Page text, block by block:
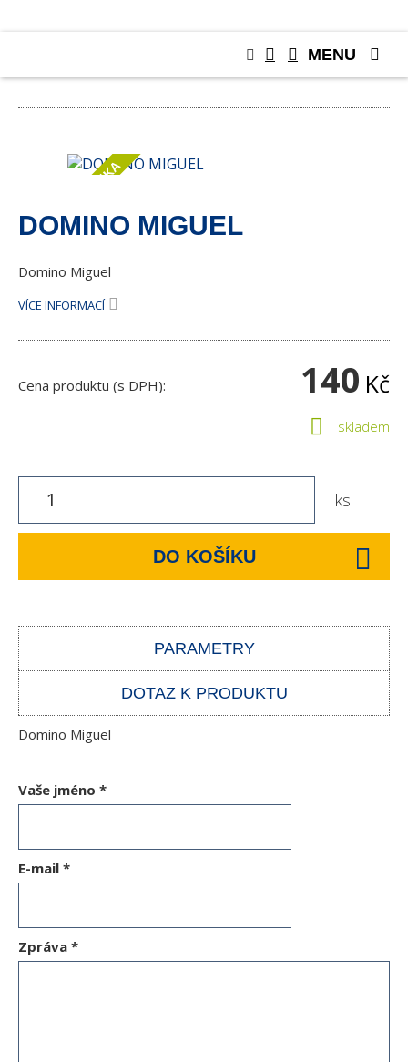
NOVINKA
DOMINO MIGUEL
Domino Miguel
VÍCE INFORMACÍ
Cena produktu (s DPH): 140 Kč
skladem
ks
DO KOŠÍKU
PARAMETRY
DOTAZ K PRODUKTU
Domino Miguel
Vaše jméno *
E-mail *
Zpráva *
MENU